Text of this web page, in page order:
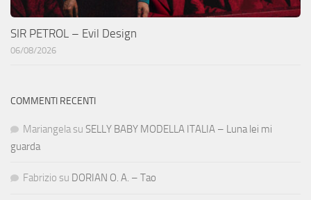
SIR PETROL – Evil Design
06/08/2026
COMMENTI RECENTI
Mariangela su SELLY BABY MODELLA ITALIA – Luna lei mi
guarda
Fabrizio su DORIAN O. A. – Tao